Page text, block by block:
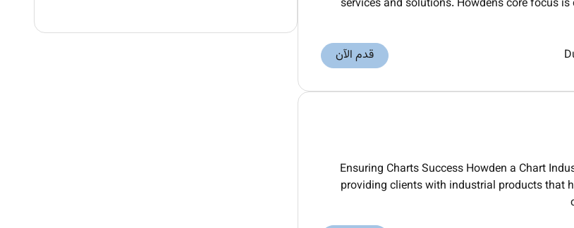
services and solutions. Howdens core focus
قدم الآن
Ensuring Charts Success Howden a Chart
providing clients with industrial products that